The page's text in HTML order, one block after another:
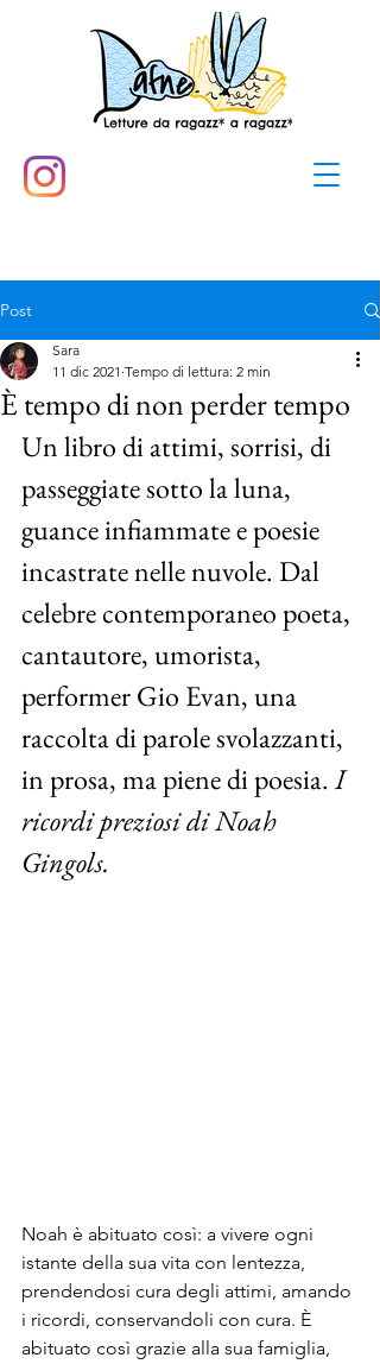
Post
È tempo di non perder tempo
Sara
11 dic 2021 Tempo di lettura: 2 min
Un libro di attimi, sorrisi, di
passeggiate sotto la luna,
guance infiammate e poesie
incastrate nelle nuvole. Dal
celebre contemporaneo poeta,
cantautore, umorista,
performer Gio Evan, una
raccolta di parole svolazzanti,
in prosa, ma piene di poesia. I
ricordi preziosi di Noah
Gingols.
Noah è abituato così: a vivere ogni
istante della sua vita con lentezza,
prendendosi cura degli attimi, amando
i ricordi, conservandoli con cura. È
abituato così grazie alla sua famiglia,